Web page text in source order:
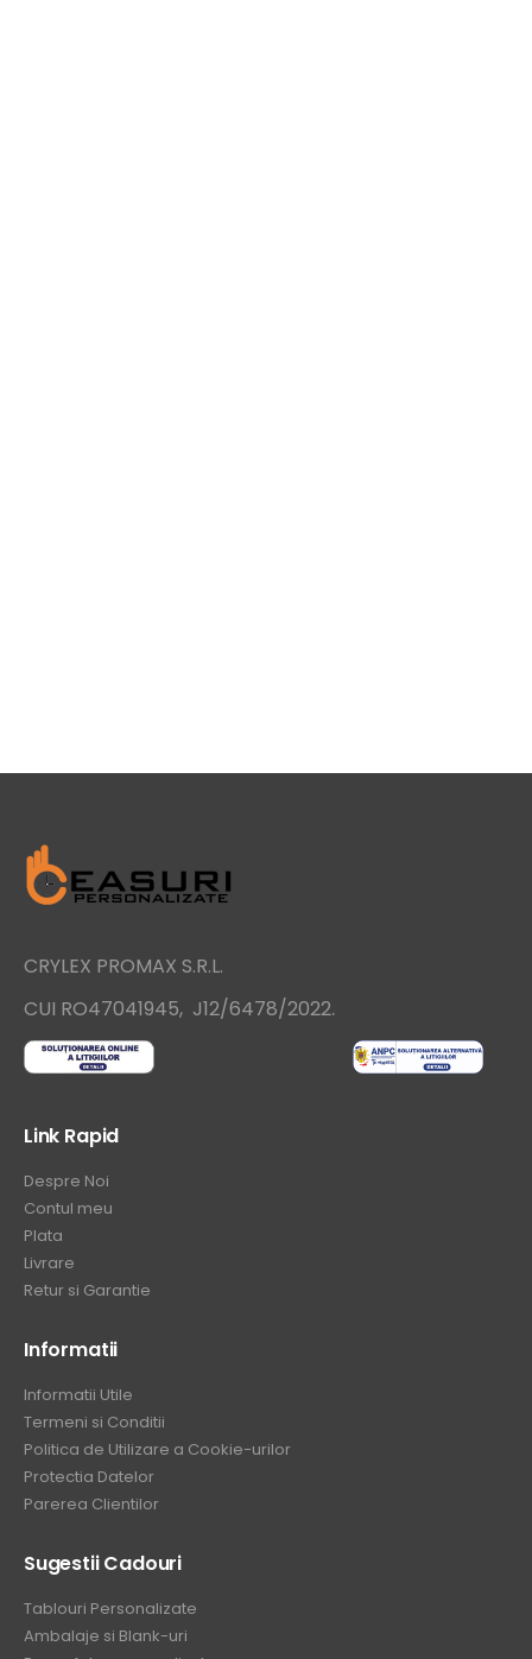
CRYLEX PROMAX S.R.L.
CUI RO47041945, J12/6478/2022.
Link Rapid
Despre Noi
Contul meu
Plata
Livrare
Retur si Garantie
Informatii
Informatii Utile
Termeni si Conditii
Politica de Utilizare a Cookie-urilor
Protectia Datelor
Parerea Clientilor
Sugestii Cadouri
Tablouri Personalizate
Ambalaje si Blank-uri